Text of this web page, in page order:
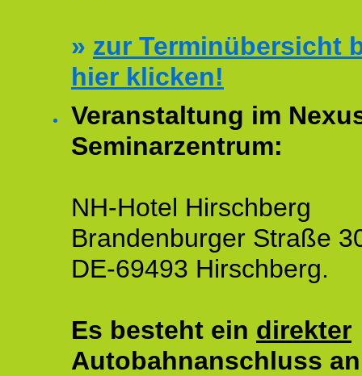
» zur Terminübersicht
hier klicken!
Veranstaltung im
Seminarzentrum:
NH-Hotel Hirschberg
Brandenburger Straße
DE-69493 Hirschberg.
Es besteht ein direkter
Autobahnanschluss